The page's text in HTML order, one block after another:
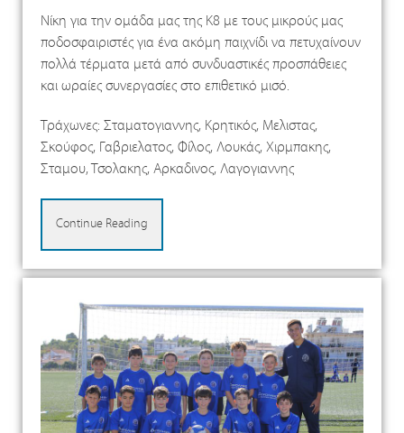
Νίκη για την ομάδα μας της Κ8 με τους μικρούς μας
ποδοσφαιριστές για ένα ακόμη παιχνίδι να πετυχαίνουν
πολλά τέρματα μετά από συνδυαστικές προσπάθειες
και ωραίες συνεργασίες στο επιθετικό μισό.
Τράχωνες: Σταματογιαννης, Κρητικός, Μελιστας,
Σκούφος, Γαβριελατος, Φίλος, Λουκάς, Χιρμπακης,
Σταμου, Τσολακης, Αρκαδινος, Λαγογιαννης
Continue Reading